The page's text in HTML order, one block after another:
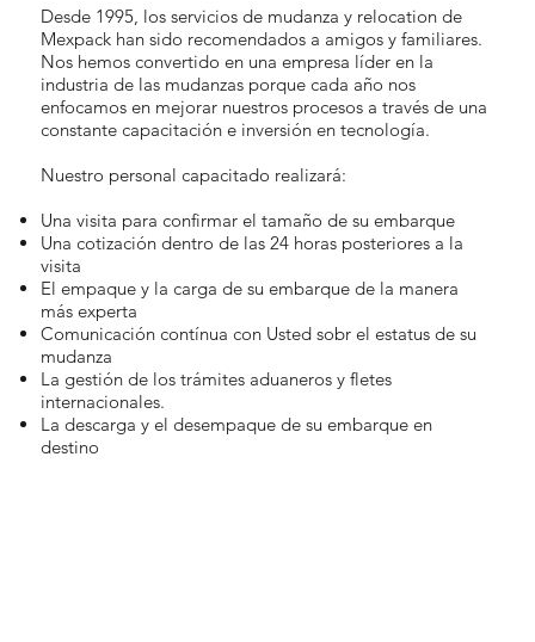
Desde 1995, los servicios de mudanza y relocation de
Mexpack han sido recomendados a amigos y familiares.
Nos hemos convertido en una empresa líder en la
industria de las mudanzas porque cada año nos
enfocamos en mejorar nuestros procesos a través de una
constante capacitación e inversión en tecnología.
Nuestro personal capacitado realizará:
Una visita para confirmar el tamaño de su embarque
Una cotización dentro de las 24 horas posteriores a la
visita
El empaque y la carga de su embarque de la manera
más experta
Comunicación contínua con Usted sobr el estatus de su
mudanza
La gestión de los trámites aduaneros y fletes
internacionales.
La descarga y el desempaque de su embarque en
destino